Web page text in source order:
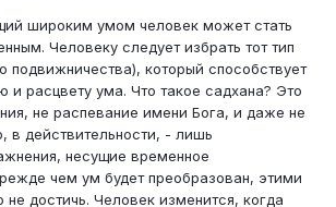
широким умом человек может стать
Человеку следует избрать тот тип
подвижничества), который способствует
и расцвету ума. Что такое садхана? Это
не распевание имени Бога, и даже не
в действительности, - лишь
несущие временное
чем ум будет преобразован, этими
не достичь. Человек изменится, когда